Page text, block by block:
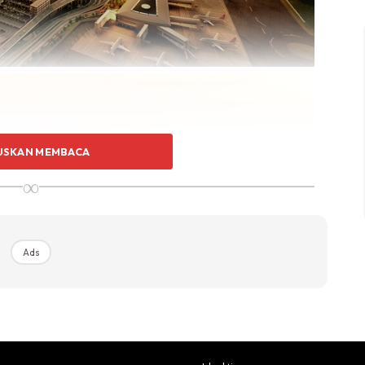
MEMBACA
∞
Ads